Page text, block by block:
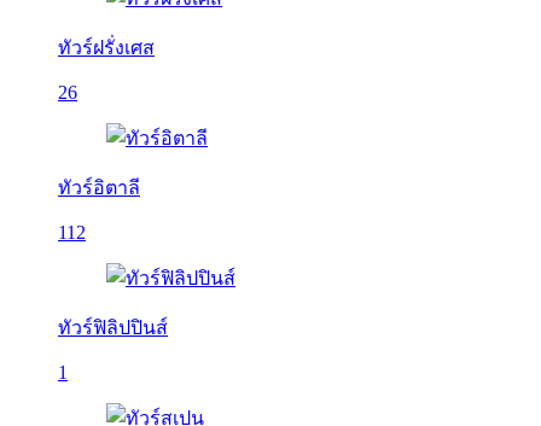
ทัวร์ฝรั่งเศส
26
ทัวร์อิตาลี
112
ทัวร์ฟิลิปปินส์
1